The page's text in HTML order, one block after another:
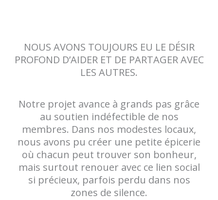
NOUS AVONS TOUJOURS EU LE DÉSIR
PROFOND D’AIDER ET DE PARTAGER AVEC
LES AUTRES.
Notre projet avance à grands pas grâce
au soutien indéfectible de nos
membres. Dans nos modestes locaux,
nous avons pu créer une petite épicerie
où chacun peut trouver son bonheur,
mais surtout renouer avec ce lien social
si précieux, parfois perdu dans nos
zones de silence.